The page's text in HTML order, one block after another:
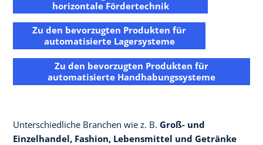
horizontale Fördertechnik
Zu den bevorzugten Produkten für
automatisierte Lagersysteme
Zu den bevorzugten Produkten für
automatisierte Handhabungssysteme
Unterschiedliche Branchen wie z. B. Groß- und
Einzelhandel, Fashion, Lebensmittel und Getränke